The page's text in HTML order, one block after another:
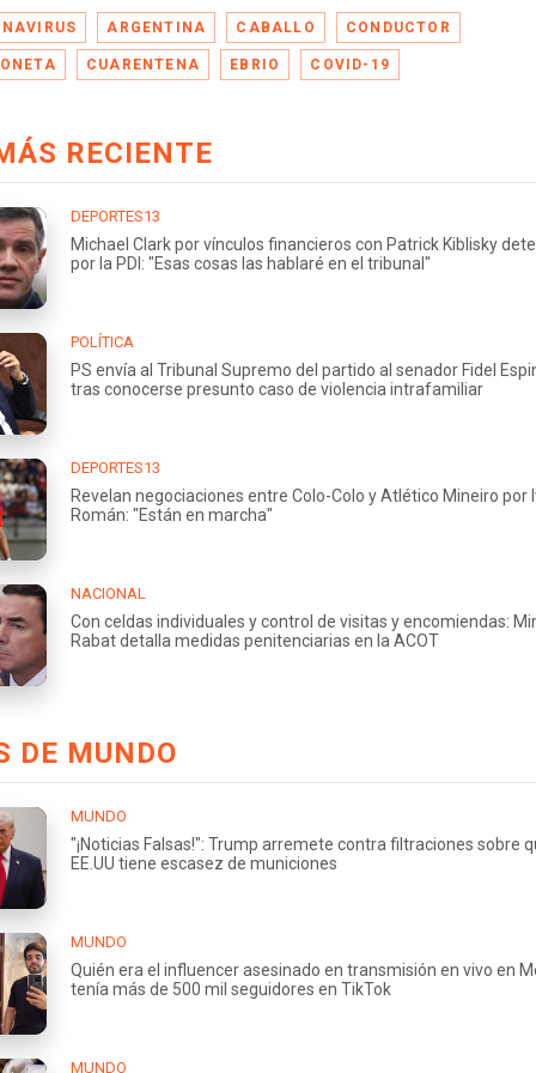
ARGENTINA CABALLO CONDUCTOR
CUARENTENA EBRIO COVID-19
RECIENTE
DEPORTES13
Michael Clark por vínculos financieros con Patrick Kiblisky
por la PDI: "Esas cosas las hablaré en el tribunal"
POLÍTICA
PS envía al Tribunal Supremo del partido al senador Fidel
tras conocerse presunto caso de violencia intrafamiliar
DEPORTES13
Revelan negociaciones entre Colo-Colo y Atlético Mineiro por
Román: "Están en marcha"
NACIONAL
Con celdas individuales y control de visitas y encomiendas:
Rabat detalla medidas penitenciarias en la ACOT
DE MUNDO
MUNDO
"¡Noticias Falsas!": Trump arremete contra filtraciones sobre
EE.UU tiene escasez de municiones
MUNDO
Quién era el influencer asesinado en transmisión en vivo en
tenía más de 500 mil seguidores en TikTok
MUNDO